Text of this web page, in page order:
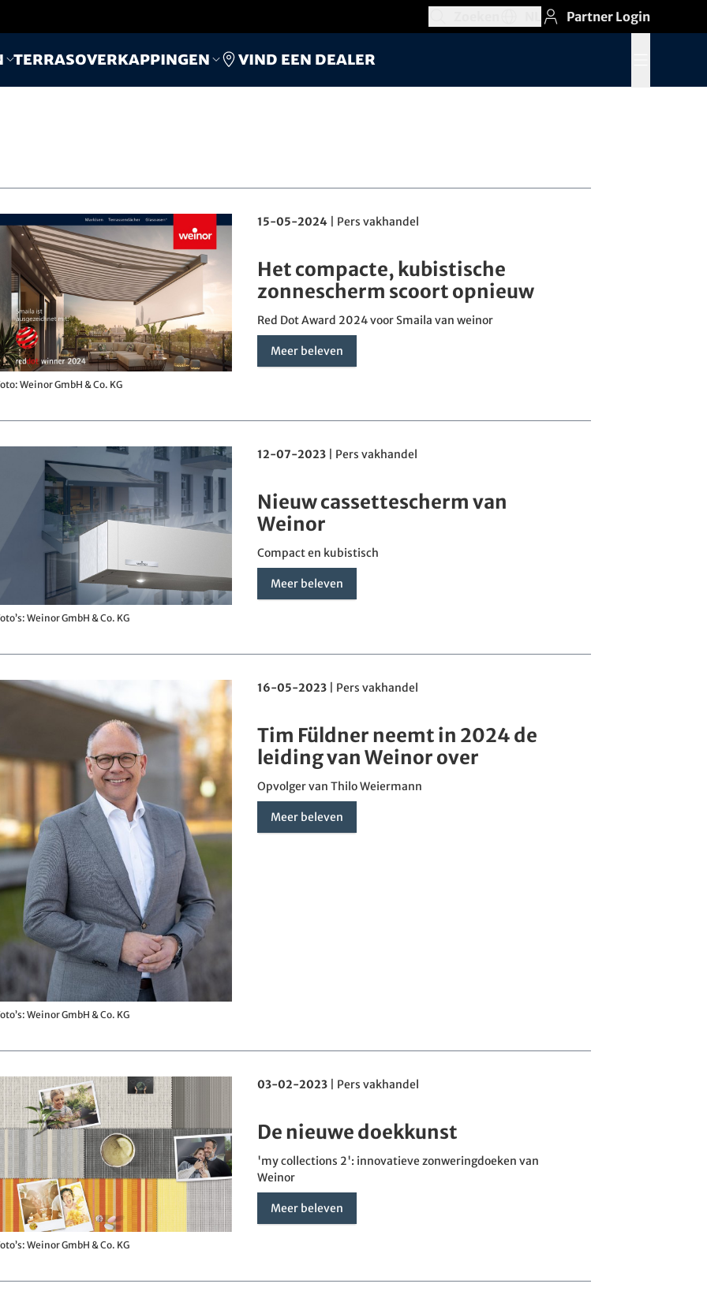
Taalkeuzegedeelte openen, Huidige
Partner Login
Terrasoverkappingen Vind een dealer
Weinor GmbH & Co. KG
15-05-2024 Pers vakhandel
Het compacte, kubistische
zonnescherm scoort opnieuw
Red Dot Award 2024 voor Smaila van weinor
Meer beleven
Weinor GmbH & Co. KG
12-07-2023 Pers vakhandel
Nieuw cassettescherm van
Weinor
Compact en kubistisch
Meer beleven
Weinor GmbH & Co. KG
16-05-2023 Pers vakhandel
Tim Füldner neemt in 2024 de
leiding van Weinor over
Opvolger van Thilo Weiermann
Meer beleven
Weinor GmbH & Co. KG
03-02-2023 Pers vakhandel
De nieuwe doekkunst
'my collections 2': innovatieve zonweringdoeken van
Weinor
Meer beleven